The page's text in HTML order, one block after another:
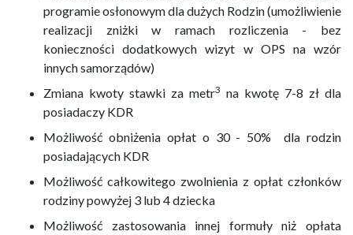
programie osłonowym dla dużych Rodzin (umożliwienie
realizacji zniżki w ramach rozliczenia - bez
konieczności dodatkowych wizyt w OPS na wzór
innych samorządów)
Zmiana kwoty stawki za metr3 na kwotę 7-8 zł dla
posiadaczy KDR
Możliwość obniżenia opłat o 30 - 50% dla rodzin
posiadających KDR
Możliwość całkowitego zwolnienia z opłat członków
rodziny powyżej 3 lub 4 dziecka
Możliwość zastosowania innej formuły niż opłata